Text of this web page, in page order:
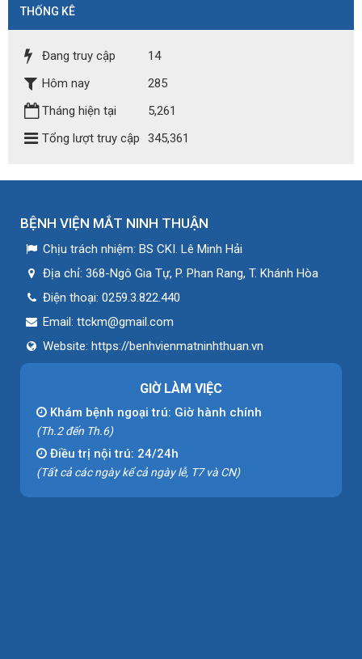
THỐNG KÊ
Đang truy cập
14
Hôm nay
285
Tháng hiện tại
5,261
Tổng lượt truy cập
345,361
BỆNH VIỆN MẮT NINH THUẬN
Chịu trách nhiệm: BS CKI. Lê Minh Hải
Địa chỉ: 368-Ngô Gia Tự, P. Phan Rang, T. Khánh Hòa
Điện thoại: 0259.3.822.440
Email: ttckm@gmail.com
Website: https://benhvienmatninhthuan.vn
GIỜ LÀM VIỆC
Khám bệnh ngoại trú: Giờ hành chính
(Th.2 đến Th.6)
Điều trị nội trú: 24/24h
(Tất cả các ngày kể cả ngày lễ, T7 và CN)